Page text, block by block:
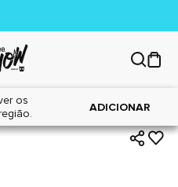
os
ADICIONAR